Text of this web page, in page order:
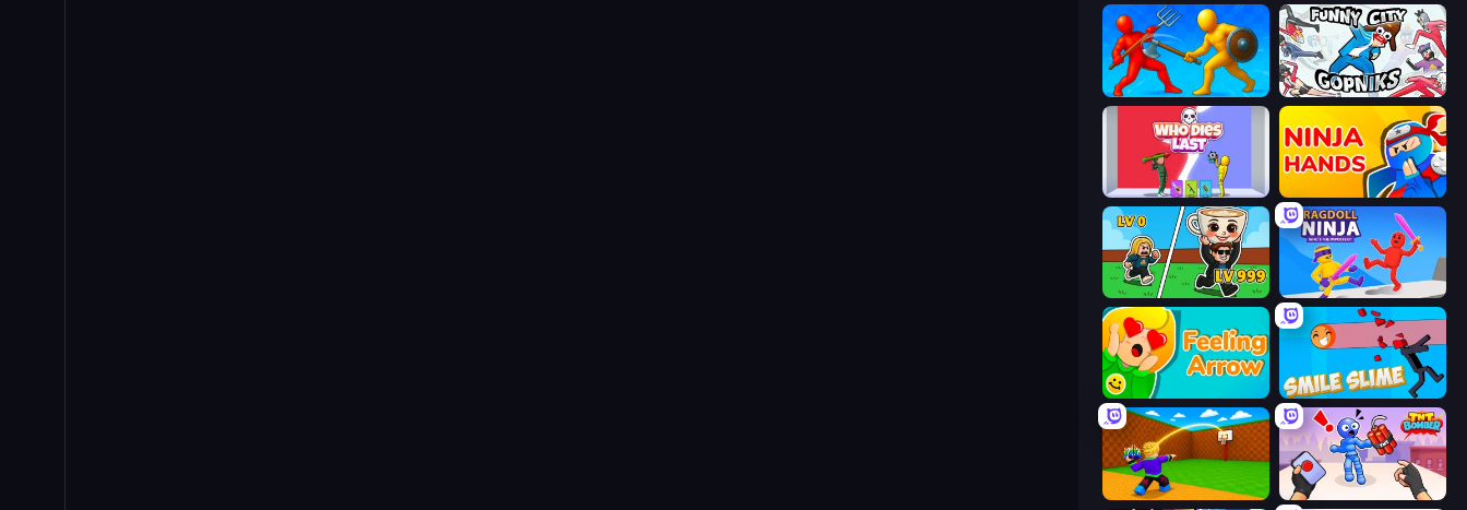
Epic Sword Battle! Fight in Arena Funny City: Gopniks
Who Dies Last? Ninja Hands
Brainrot Arena Online Ragdoll Ninja: Imposter Hero
Feeling Arrow Smile Slime
Throw a Lucky Block TNT Bomber